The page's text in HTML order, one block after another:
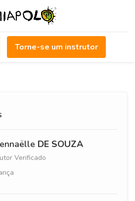
Torne-se um instrutor
DE SOUZA
Verificado